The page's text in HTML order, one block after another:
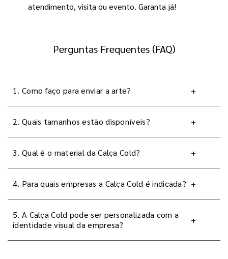
atendimento, visita ou evento. Garanta já!
Perguntas Frequentes (FAQ)
1. Como faço para enviar a arte? +
2. Quais tamanhos estão disponíveis? +
3. Qual é o material da Calça Cold? +
4. Para quais empresas a Calça Cold é indicada? +
5. A Calça Cold pode ser personalizada com a
identidade visual da empresa?
+